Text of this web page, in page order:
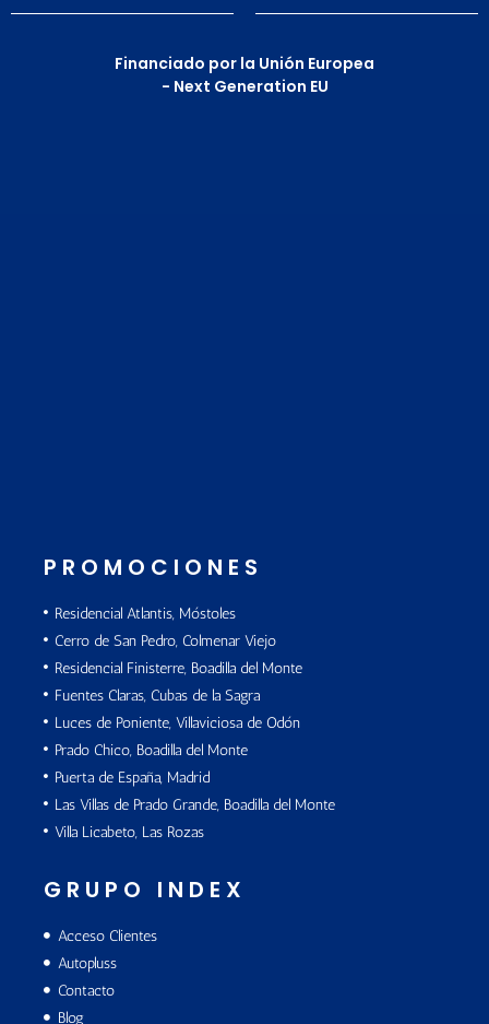
Financiado por la Unión Europea
- Next Generation EU
PROMOCIONES
Residencial Atlantis, Móstoles
Cerro de San Pedro, Colmenar Viejo
Residencial Finisterre, Boadilla del Monte
Fuentes Claras, Cubas de la Sagra
Luces de Poniente, Villaviciosa de Odón
Prado Chico, Boadilla del Monte
Puerta de España, Madrid
Las Villas de Prado Grande, Boadilla del Monte
Villa Licabeto, Las Rozas
GRUPO INDEX
Acceso Clientes
Autopluss
Contacto
Blog